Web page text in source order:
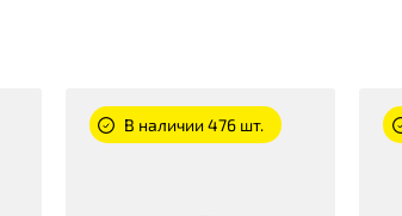
В наличии 476 шт.